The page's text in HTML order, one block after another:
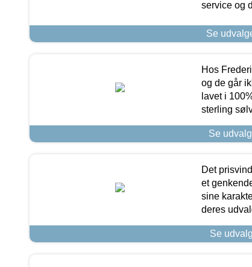
service og
Se
Hos
og de går
lavet i
sterling
Se
Det
et
sine
deres
Se